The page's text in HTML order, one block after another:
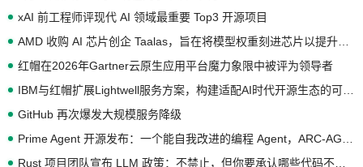
xAI 前工程师评现代 AI 领域最重要 Top3 开源项目
红帽在2026年Gartner云原生应用平台魔力象限中被评为领导者
GitHub 再次爆发大规模服务降级